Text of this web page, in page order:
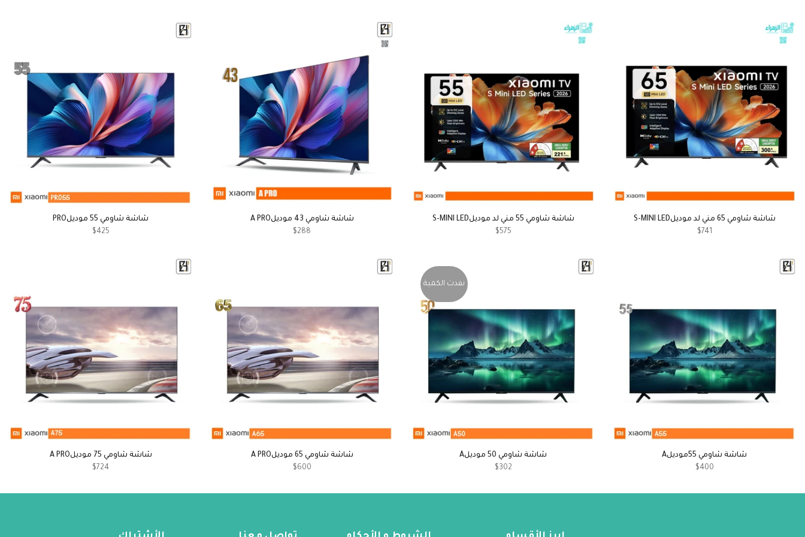
شاشة شاومي 65 مني لد موديلS-MINI LED
$741
شاشة شاومي 55 مني لد موديلS-MINI LED
$575
شاشة شاومي 43 موديلA PRO
$288
شاشة شاومي 55 موديلPRO
$425
شاشة شاومي 55موديلA
$400
نفدت الكمية
شاشة شاومي 50 موديلA
$302
شاشة شاومي 65 موديلA PRO
$600
شاشة شاومي 75 موديلA PRO
$724